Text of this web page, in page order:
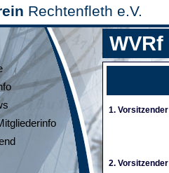
Rechtenfleth e.V.
WVRf
1.
2.